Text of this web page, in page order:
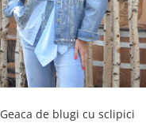
Geaca de blugi cu sclipici